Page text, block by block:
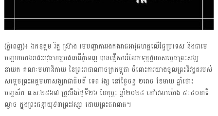
(ភ្នំពេញ)៖ ឯកឧត្តម រ័ត្ន ស្រ៊ាង មេបញ្ជាការរងកងរាជអាវុធហត្ថលើផ្ទៃប្រទេស និងជាមេ
បញ្ជាការកងរាជអាវុធហត្ថរាជធានីភ្នំពេញ បានផ្ញើសាររំលែកទុក្ខថ្វាយសម្តេចព្រះសង្ឃ
នាយក គណៈមហានិកាយ នៃព្រះរាជាណាចក្រកម្ពុជា ចំពោះការយាងចូលព្រះទិវង្គតរបស់
សម្ដេចព្រះអគ្គមហាសង្ឃរាជាធិបតី ទេព វង្ស នៅថ្ងៃចន្ទ ២រោច ខែមាឃ ឆ្នាំថោះ
បញ្ចស័ក ព.ស.២៥៦៧ ត្រូវនឹងថ្ងៃទី២៦ ខែកុម្ភៈ ឆ្នាំ២០២៤ នៅវេលាម៉ោង ៥៖៤០នាទី
ល្ងាច ក្នុងព្រះជន្មាយុ៩៣ព្រះវស្សា ដោយព្រះជរាពាធ។